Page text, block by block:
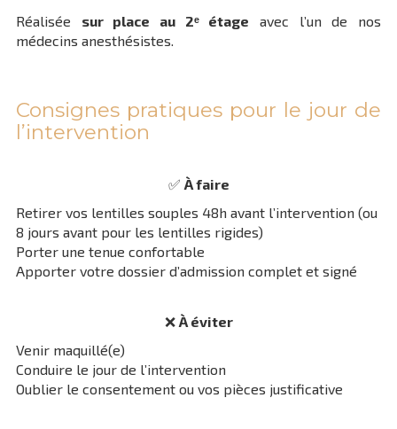
Réalisée sur place au 2ᵉ étage avec l’un de nos
médecins anesthésistes.
Consignes pratiques pour le jour de
l’intervention
✅ À faire
Retirer vos lentilles souples 48h avant l’intervention (ou
8 jours avant pour les lentilles rigides)
Porter une tenue confortable
Apporter votre dossier d’admission complet et signé
❌ À éviter
Venir maquillé(e)
Conduire le jour de l’intervention
Oublier le consentement ou vos pièces justificative